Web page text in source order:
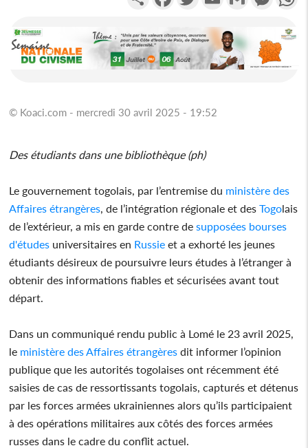
© Koaci.com - mercredi 30 avril 2025 - 19:52
Des étudiants dans une bibliothèque (ph)
Le gouvernement togolais, par l’entremise du ministère des
Affaires étrangères, de l’intégration régionale et desTogolais
de l’extérieur, a mis en garde contre de supposées bourses
d'études universitaires en Russie et a exhorté les jeunes
étudiants désireux de poursuivre leurs études à l’étranger à
obtenir des informations fiables et sécurisées avant tout
départ.
Dans un communiqué rendu public à Lomé le 23 avril 2025,
le ministère des Affaires étrangères dit informer l’opinion
publique que les autorités togolaises ont récemment été
saisies de cas de ressortissants togolais, capturés et détenus
par les forces armées ukrainiennes alors qu’ils participaient
à des opérations militaires aux côtés des forces armées
russes dans le cadre du conflit actuel.